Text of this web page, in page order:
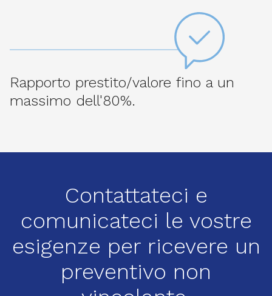
Rapporto prestito/valore fino a un
massimo dell'80%.
Contattateci e
comunicateci le vostre
esigenze per ricevere un
preventivo non